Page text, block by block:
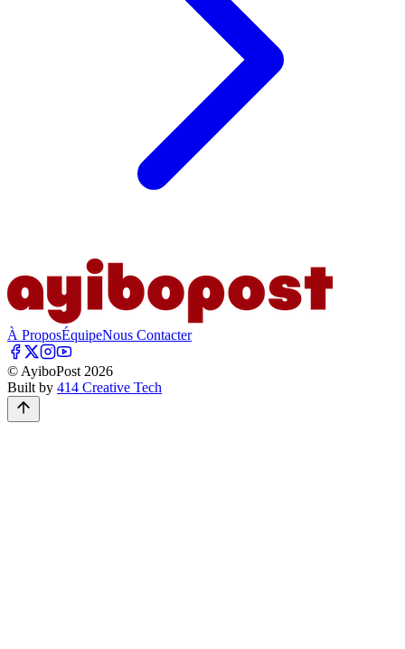
À ProposÉquipeNous Contacter
© AyiboPost 2026
Built by 414 Creative Tech